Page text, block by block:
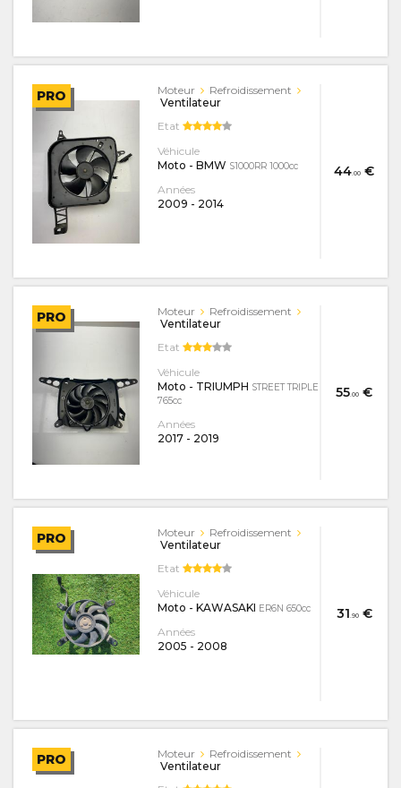
PRO
44.00 €
Moteur
Refroidissement
Ventilateur
Etat
Véhicule
Moto - BMW S1000RR 1000cc
Années
2009 - 2014
PRO
55.00 €
Moteur
Refroidissement
Ventilateur
Etat
Véhicule
Moto - TRIUMPH STREET TRIPLE
765cc
Années
2017 - 2019
PRO
31.90€
Moteur
Refroidissement
Ventilateur
Etat
Véhicule
Moto - KAWASAKI ER6N 650cc
Années
2005 - 2008
PRO Moteur
Refroidissement
Ventilateur